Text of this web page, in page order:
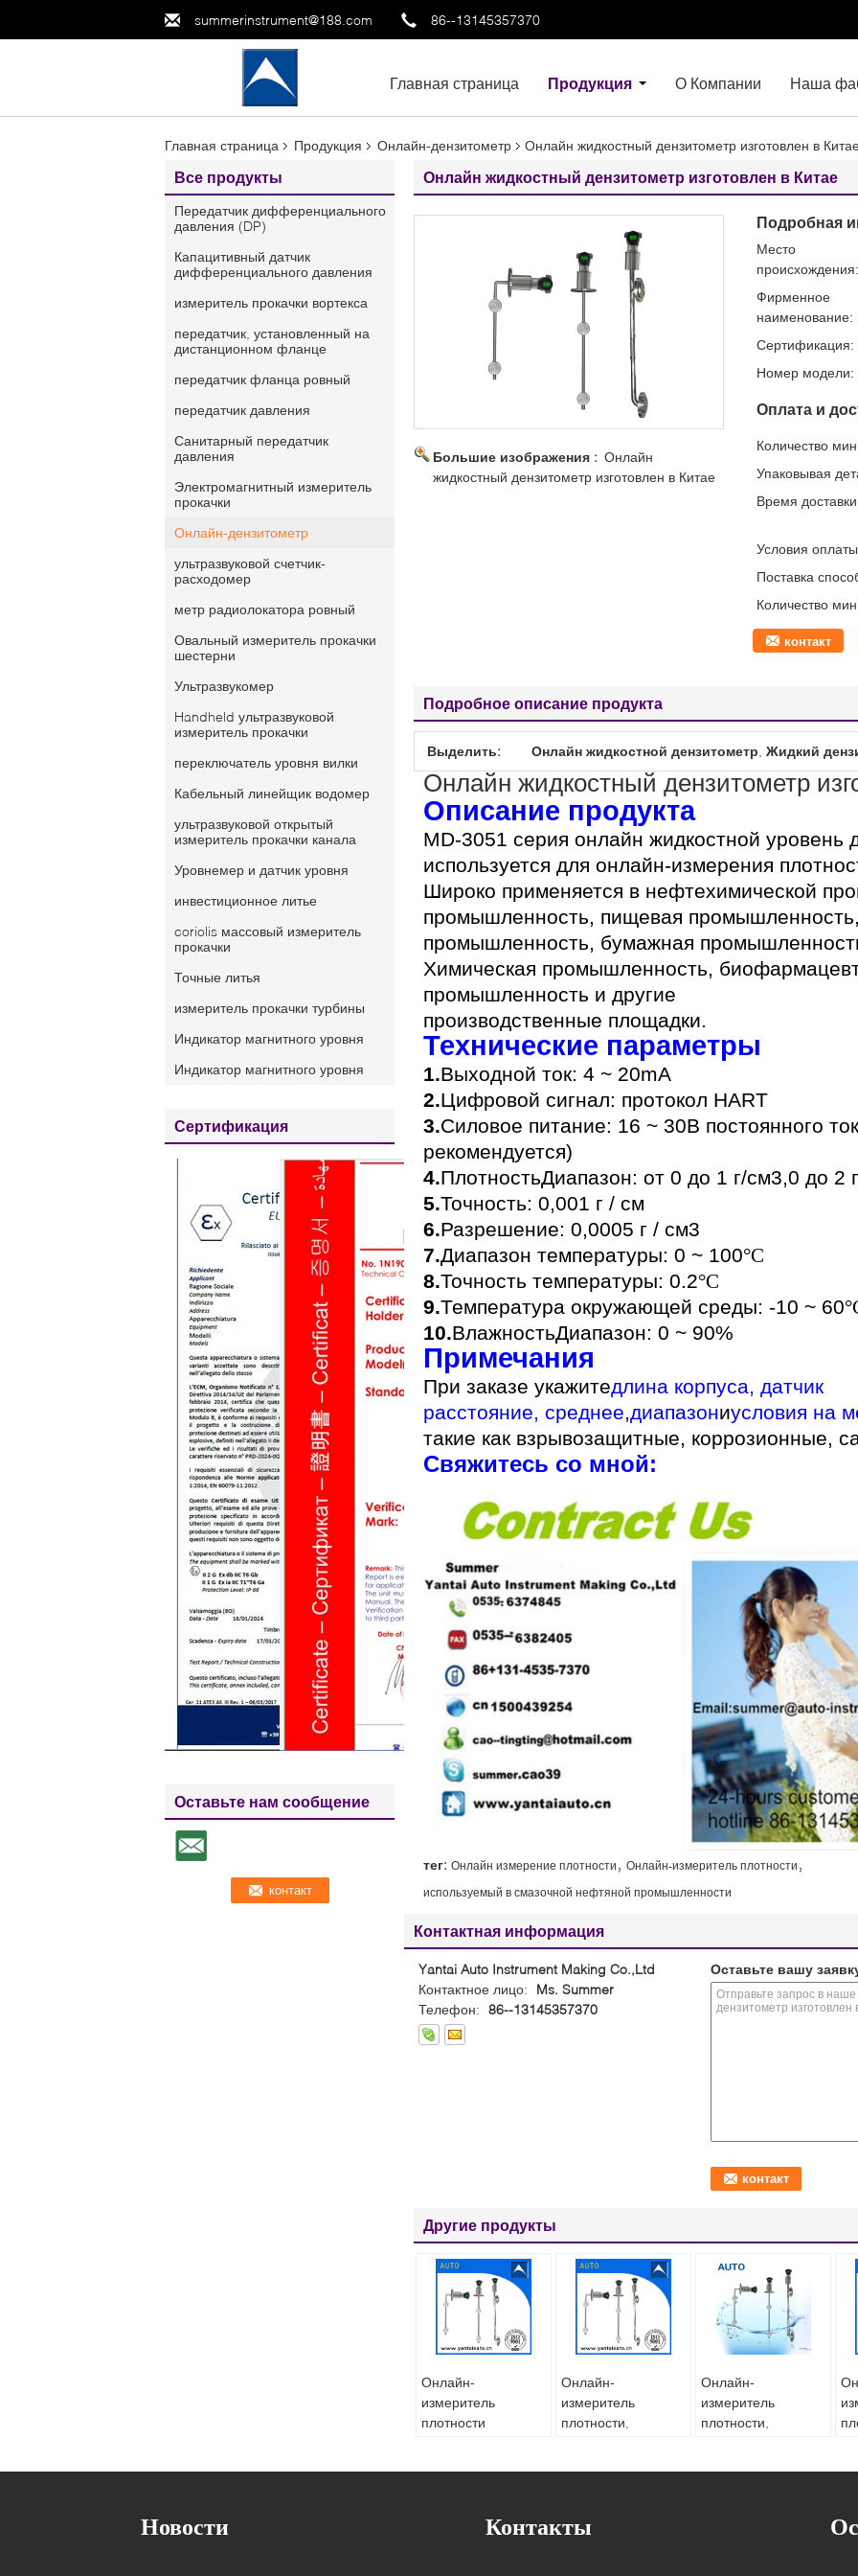
summerinstrument@188.com 86--13145357370
Главная страница Продукция О Компании Наша
Главная страница Продукция Онлайн-дензитометр Онлайн жидкостный дензитометр изготовлен в
Все продукты
Передатчик дифференциального
давления (DP)
Капацитивный датчик
дифференциального давления
измеритель прокачки вортекса
передатчик, установленный на
дистанционном фланце
передатчик фланца ровный
передатчик давления
Санитарный передатчик
давления
Электромагнитный измеритель
прокачки
Онлайн-дензитометр
ультразвуковой счетчик-
расходомер
метр радиолокатора ровный
Овальный измеритель прокачки
шестерни
Ультразвукомер
Handheld ультразвуковой
измеритель прокачки
переключатель уровня вилки
Кабельный линейщик водомер
ультразвуковой открытый
измеритель прокачки канала
Уровнемер и датчик уровня
инвестиционное литье
coriolis массовый измеритель
прокачки
Точные литья
измеритель прокачки турбины
Индикатор магнитного уровня
Индикатор магнитного уровня
Сертификация
Оставьте нам сообщение
Онлайн жидкостный дензитометр изготовлен в Китае
Большие изображения : Онлайн
жидкостный дензитометр изготовлен в Китае
Подробная
Место
происхождения:
Фирменное
наименование:
Сертификация:
Номер модели:
Оплата и
Количество мин
Упаковывая
Время
Условия
Поставка
Количество мин
контакт
Подробное описание продукта
Выделить: Онлайн жидкостной дензитометр Жидкий
Онлайн жидкостный дензитометр
Описание продукта
MD-3051 серия онлайн жидкостной уровень
используется для онлайн-измерения
Широко применяется в нефтехимической
промышленность, пищевая
промышленность, бумажная
Химическая промышленность,
промышленность и другие
производственные площадки.
Технические параметры
1.Выходной ток: 4 ~ 20mA
2.Цифровой сигнал: протокол HART
3.Силовое питание: 16 ~ 30В постоянного
рекомендуется)
4.ПлотностьДиапазон: от 0 до 1 г/см3,0 до 2
5.Точность: 0,001 г / см
6.Разрешение: 0,0005 г / см3
7.Диапазон температуры: 0 ~ 100°C
8.Точность температуры: 0.2°C
9.Температура окружающей среды: -10 ~ 60
10.ВлажностьДиапазон: 0 ~ 90%
Примечания
При заказе укажитедлина корпуса, датчик
расстояние, среднее,диапазониусловия на
такие как взрывозащитные, коррозионные,
Свяжитесь со мной:
тег: Онлайн измерение плотности , Онлайн-измеритель плотности ,
используемый в смазочной нефтяной промышленности
Контактная информация
Yantai Auto Instrument Making Co.,Ltd
Контактное лицо:
Ms. Summer
Телефон: 86--13145357370
Оставьте вашу
Другие продукты
Онлайн-
измеритель
плотности
Силовое питание:
Онлайн-
измеритель
плотности,
Силовое питание:
Онлайн-
измеритель
плотности,
Новости Контакты